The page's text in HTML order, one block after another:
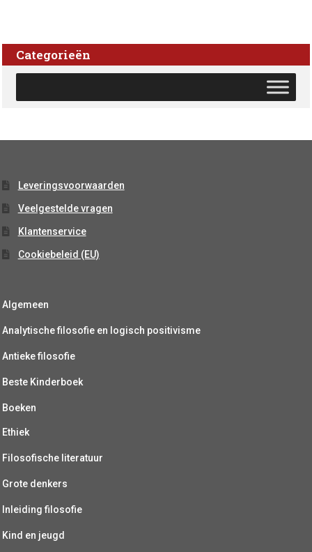
Categorieën
Leveringsvoorwaarden
Veelgestelde vragen
Klantenservice
Cookiebeleid (EU)
Algemeen
Analytische filosofie en logisch positivisme
Antieke filosofie
Beste Kinderboek
Boeken
Ethiek
Filosofische literatuur
Grote denkers
Inleiding filosofie
Kind en jeugd